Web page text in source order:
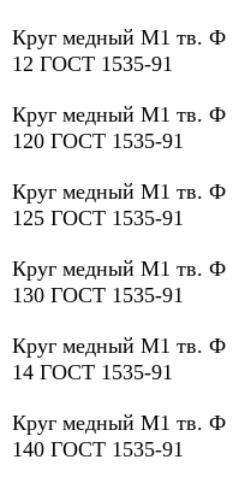
Круг медный М1 тв. Ф
12 ГОСТ 1535-91
Круг медный М1 тв. Ф
120 ГОСТ 1535-91
Круг медный М1 тв. Ф
125 ГОСТ 1535-91
Круг медный М1 тв. Ф
130 ГОСТ 1535-91
Круг медный М1 тв. Ф
14 ГОСТ 1535-91
Круг медный М1 тв. Ф
140 ГОСТ 1535-91